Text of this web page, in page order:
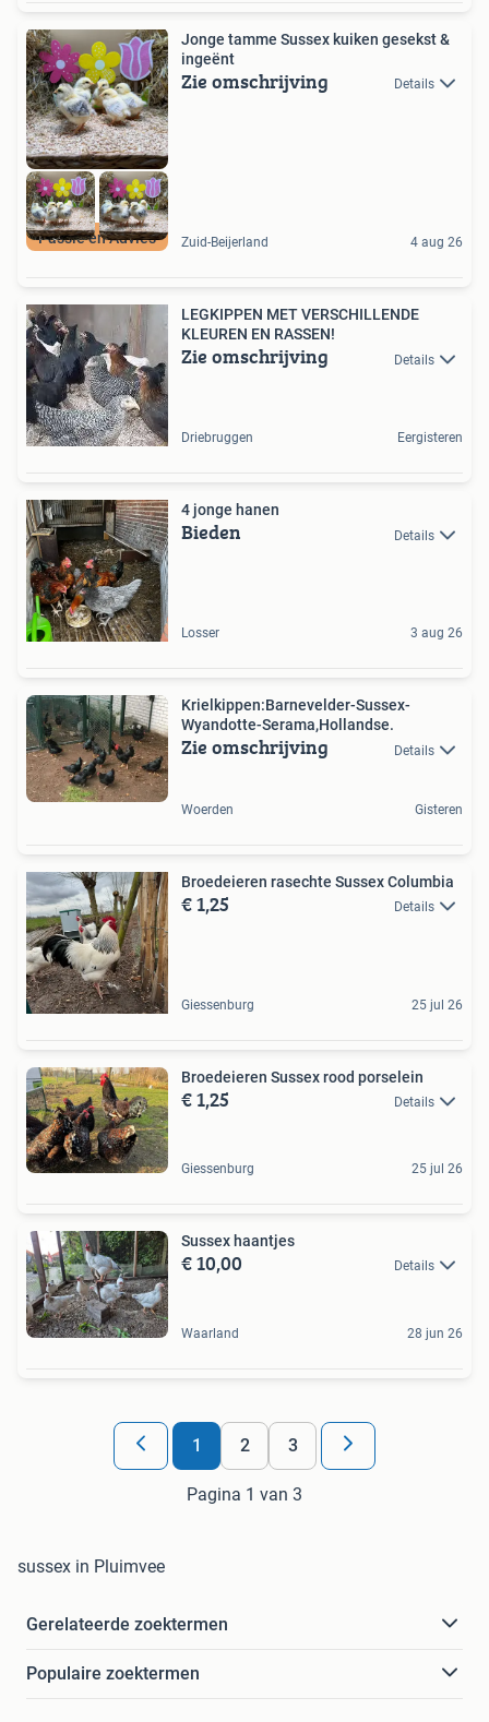
Passie en Advies
Jonge tamme Sussex kuiken gesekst &
ingeënt
Zie omschrijving Details
Zuid-Beijerland 4 aug 26
LEGKIPPEN MET VERSCHILLENDE
KLEUREN EN RASSEN!
Zie omschrijving Details
Driebruggen Eergisteren
4 jonge hanen
Bieden Details
Losser 3 aug 26
Krielkippen:Barnevelder-Sussex-
Wyandotte-Serama,Hollandse.
Zie omschrijving Details
Woerden Gisteren
Broedeieren rasechte Sussex Columbia
€ 1,25 Details
Giessenburg 25 jul 26
Broedeieren Sussex rood porselein
€ 1,25 Details
Giessenburg 25 jul 26
Sussex haantjes
€ 10,00 Details
Waarland 28 jun 26
1 2 3
Pagina 1 van 3
sussex in Pluimvee
Gerelateerde zoektermen
Populaire zoektermen